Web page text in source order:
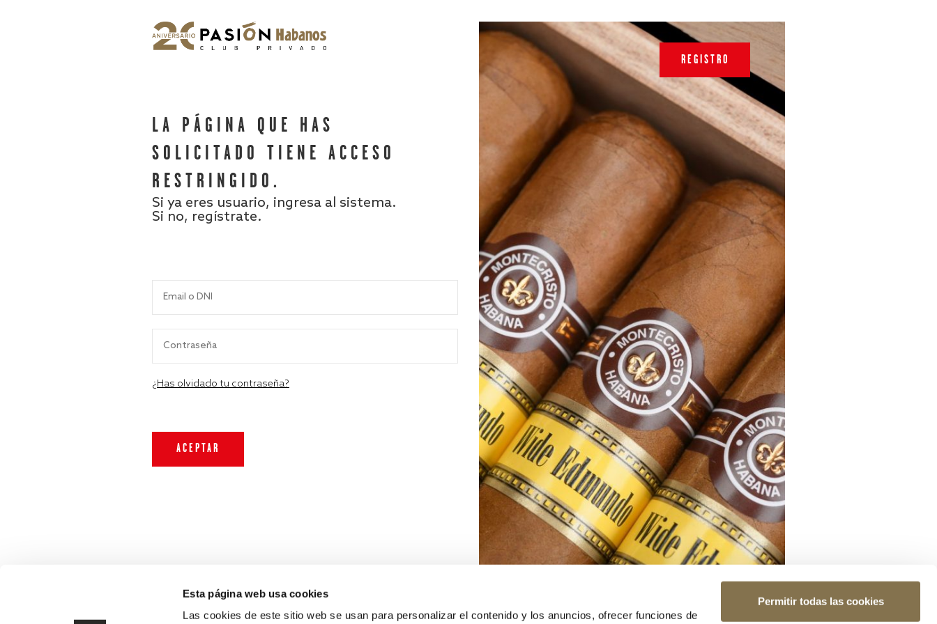
Esta página web usa cookies
Las cookies de este sitio web se usan para personalizar el contenido y los anuncios, ofrecer funciones de
Permitir todas las cookies
LA PÁGINA QUE HAS
SOLICITADO TIENE ACCESO
RESTRINGIDO.
Si ya eres usuario, ingresa al sistema.
Si no, regístrate.
¿Has olvidado tu contraseña?
REGISTRO